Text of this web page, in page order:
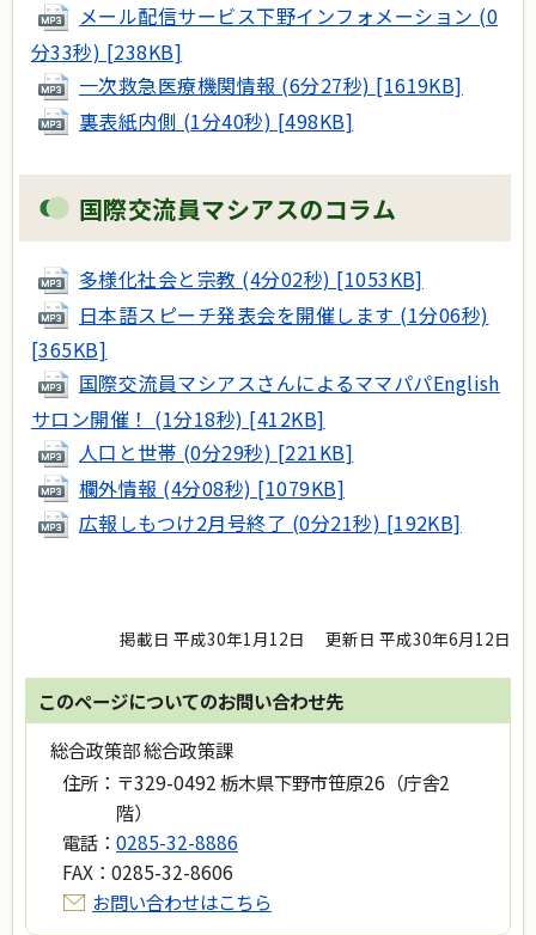
メール配信サービス下野インフォメーション (0
分33秒) [238KB]
一次救急医療機関情報 (6分27秒) [1619KB]
裏表紙内側 (1分40秒) [498KB]
国際交流員マシアスのコラム
多様化社会と宗教 (4分02秒) [1053KB]
日本語スピーチ発表会を開催します (1分06秒)
[365KB]
国際交流員マシアスさんによるママパパEnglish
サロン開催！ (1分18秒) [412KB]
人口と世帯 (0分29秒) [221KB]
欄外情報 (4分08秒) [1079KB]
広報しもつけ2月号終了 (0分21秒) [192KB]
掲載日 平成30年1月12日 更新日 平成30年6月12日
このページについてのお問い合わせ先
総合政策部 総合政策課
住所： 〒329-0492 栃木県下野市笹原26（庁舎2
階）
電話： 0285-32-8886
FAX： 0285-32-8606
お問い合わせはこちら